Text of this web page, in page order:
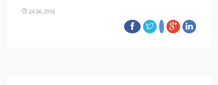
24.06.2016